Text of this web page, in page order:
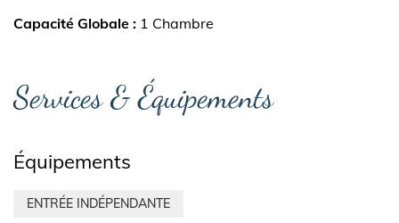
Capacité Globale 1 Chambre
Services & Équipements
Équipements
ENTRÉE INDÉPENDANTE